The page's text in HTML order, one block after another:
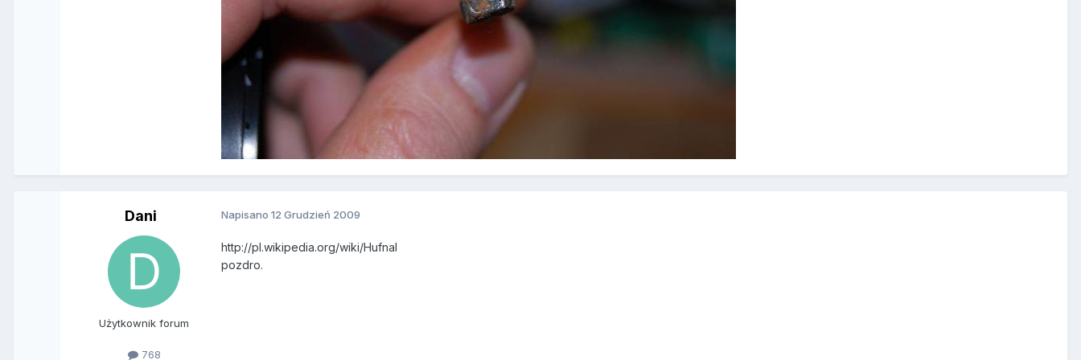
Dani
Użytkownik forum
768
Napisano12 Grudzień 2009
http://pl.wikipedia.org/wiki/Hufnal
pozdro.